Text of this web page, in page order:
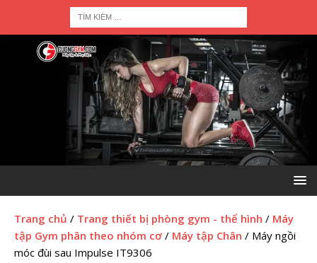
Trang chủ / Trang thiết bị phòng gym - thể hình / Máy
tập Gym phân theo nhóm cơ / Máy tập Chân / Máy ngồi
móc đùi sau Impulse IT9306